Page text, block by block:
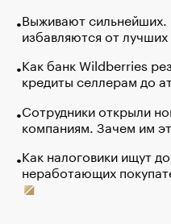
Выживают
избавляются от
Как банк Wildberries
кредиты селлерам до
Сотрудники открыли
компаниям. Зачем им
Как налоговики ищут
неработающих